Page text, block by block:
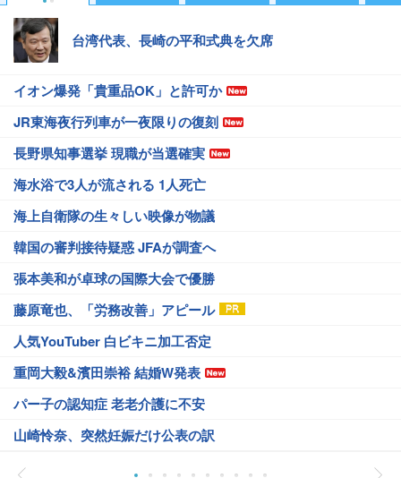
台湾代表、長崎の平和式典を欠席
イオン爆発「貴重品OK」と許可か
JR東海夜行列車が一夜限りの復刻
長野県知事選挙 現職が当選確実
海水浴で3人が流される 1人死亡
海上自衛隊の生々しい映像が物議
韓国の審判接待疑惑 JFAが調査へ
張本美和が卓球の国際大会で優勝
藤原竜也、「労務改善」アピール
人気YouTuber 白ビキニ加工否定
重岡大毅&濱田崇裕 結婚W発表
パー子の認知症 老老介護に不安
山崎怜奈、突然妊娠だけ公表の訳